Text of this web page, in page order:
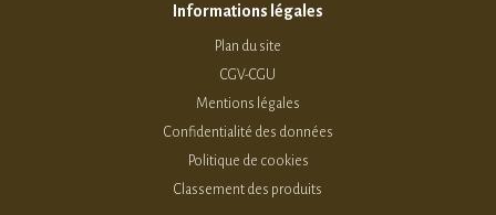
Informations légales
Plan du site
CGV-CGU
Mentions légales
Confidentialité des données
Politique de cookies
Classement des produits